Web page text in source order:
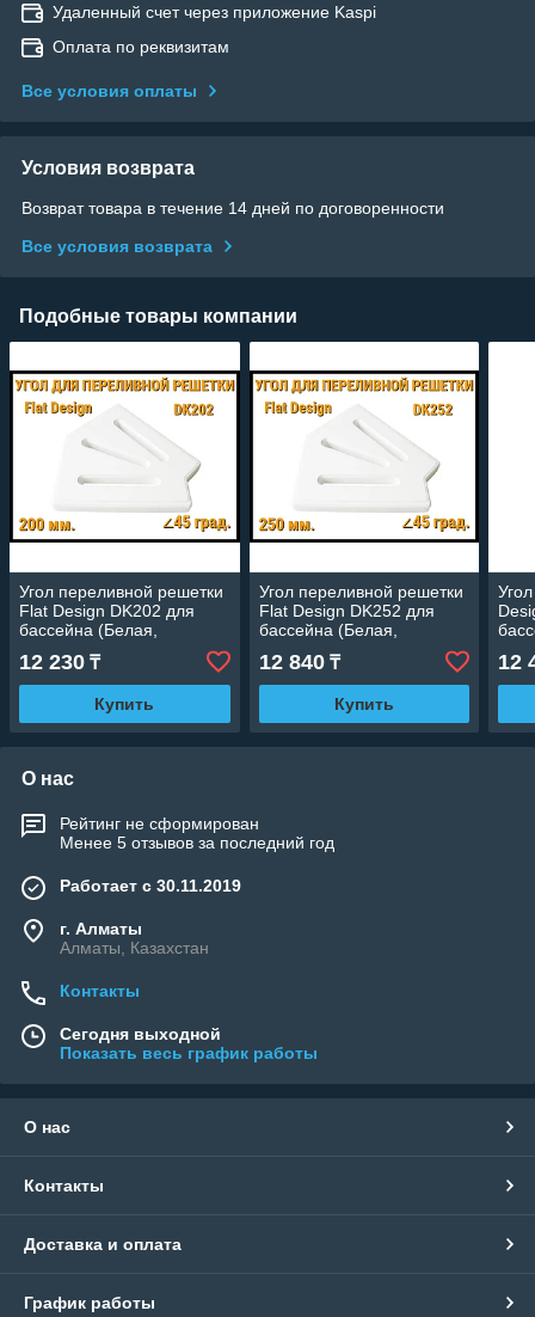
Удаленный счет через приложение Kaspi
Оплата по реквизитам
Все условия оплаты
Условия возврата
Возврат товара в течение 14 дней по договоренности
Все условия возврата
Подобные товары компании
Угол переливной решетки
Flat Design DK202 для
бассейна (Белая,
Размеры: 200x25, 45
град.)
12 230 ₸
Купить
Угол переливной решетки
Flat Design DK252 для
бассейна (Белая,
Размеры: 250x25, 45
град.)
12 840₸
Купить
12
О нас
Рейтинг не сформирован
Менее 5 отзывов за последний год
Работает с 30.11.2019
г. Алматы
Алматы, Казахстан
Контакты
Сегодня выходной
Показать весь график работы
О нас
Контакты
Доставка и оплата
График работы